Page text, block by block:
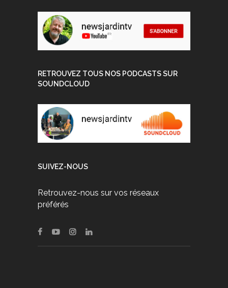
RETROUVEZ TOUS NOS PODCASTS SUR
SOUNDCLOUD
SUIVEZ-NOUS
Retrouvez-nous sur vos réseaux
préférés